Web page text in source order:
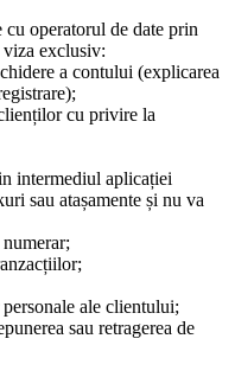
operatorul de date prin
exclusiv:
a contului (explicarea
cu privire la
intermediul aplicației
sau atașamente și nu va
ale clientului;
sau retragerea de